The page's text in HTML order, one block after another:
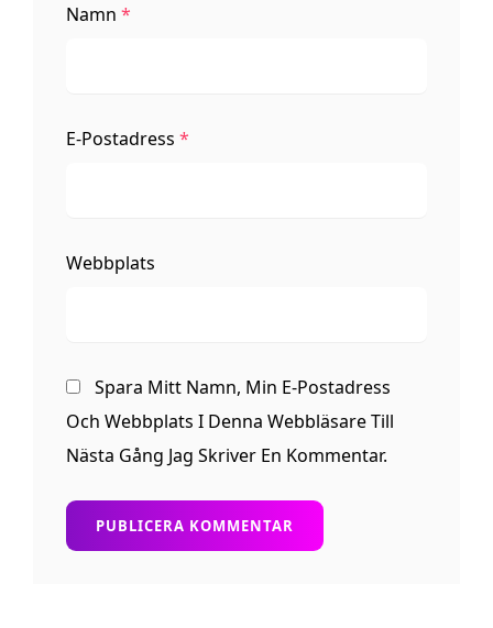
Namn *
E-Postadress *
Webbplats
Spara Mitt Namn, Min E-Postadress
Och Webbplats I Denna Webbläsare Till
Nästa Gång Jag Skriver En Kommentar.